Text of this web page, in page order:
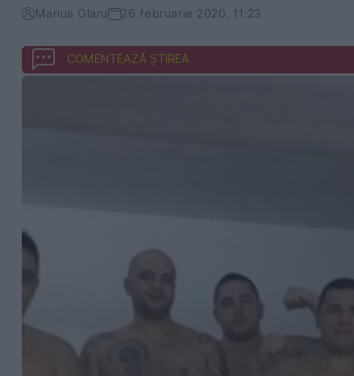
Marius Olaru 26 februarie 2020, 11:23
COMENTEAZĂ ȘTIREA